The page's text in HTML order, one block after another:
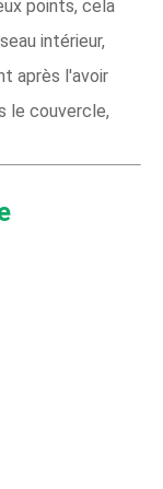
points, cela
intérieur,
après l'avoir
le couvercle,